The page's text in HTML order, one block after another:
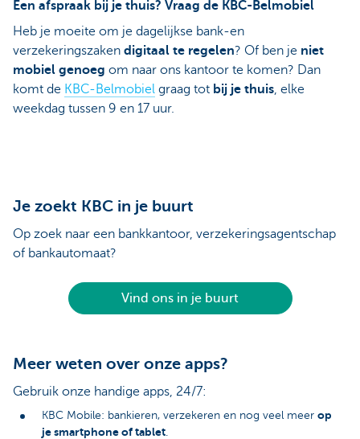
Een afspraak bij je thuis? Vraag de KBC-Belmobiel
Heb je moeite om je dagelijkse bank-en
verzekeringszaken digitaal te regelen? Of ben je niet
mobiel genoeg om naar ons kantoor te komen? Dan
komt de KBC-Belmobiel graag tot bij je thuis, elke
weekdag tussen 9 en 17 uur.
Je zoekt KBC in je buurt
Op zoek naar een bankkantoor, verzekeringsagentschap
of bankautomaat?
Vind ons in je buurt
Meer weten over onze apps?
Gebruik onze handige apps, 24/7:
KBC Mobile: bankieren, verzekeren en nog veel meer op
je smartphone of tablet